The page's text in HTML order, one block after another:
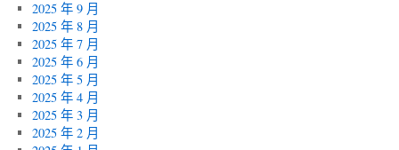
2025 年 9 月
2025 年 8 月
2025 年 7 月
2025 年 6 月
2025 年 5 月
2025 年 4 月
2025 年 3 月
2025 年 2 月